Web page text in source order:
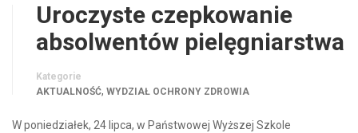
Uroczyste czepkowanie
absolwentów pielęgniarstwa
Kategorie
AKTUALNOŚĆ, WYDZIAŁ OCHRONY ZDROWIA
W poniedziałek, 24 lipca, w Państwowej Wyższej Szkole